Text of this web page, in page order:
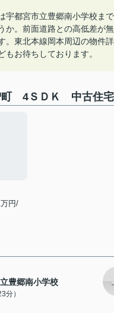
宇都宮市立豊郷南小学校ま
か。前面道路との高低差が
。東北本線岡本周辺の物件
もお待ちしております。
町 4ＳＤＫ 中古住宅
円/
豊郷南小学校
分）